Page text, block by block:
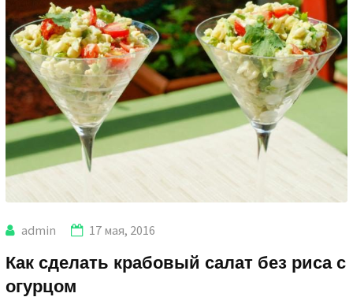
admin 17 мая, 2016
Как сделать крабовый салат без риса с
огурцом